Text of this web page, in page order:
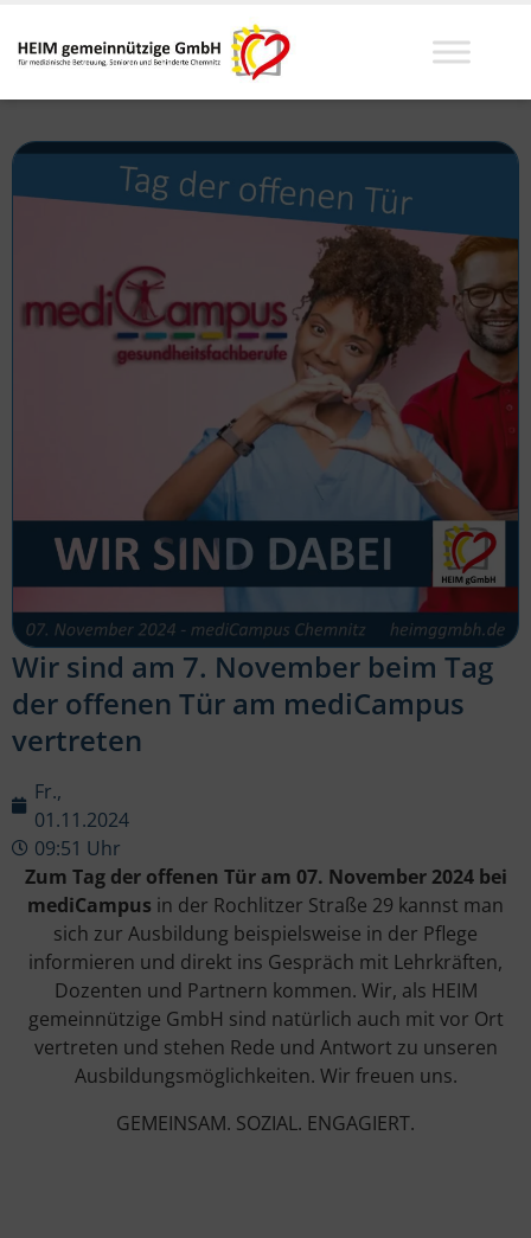
Wir sind am 7. November beim Tag
der offenen Tür am mediCampus
vertreten
Fr.,
01.11.2024
09:51 Uhr
Zum Tag der offenen Tür am 07. November 2024 bei
mediCampus in der Rochlitzer Straße 29 kannst man
sich zur Ausbildung beispielsweise in der Pflege
informieren und direkt ins Gespräch mit Lehrkräften,
Dozenten und Partnern kommen. Wir, als HEIM
gemeinnützige GmbH sind natürlich auch mit vor Ort
vertreten und stehen Rede und Antwort zu unseren
Ausbildungsmöglichkeiten. Wir freuen uns.
GEMEINSAM. SOZIAL. ENGAGIERT.